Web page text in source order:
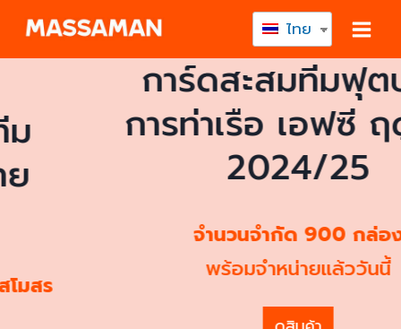
ไทย
การ์ดสะสมทีมฟุตบอล
การท่าเรือ เอฟซี ฤดูกาล
2024/25
จำนวนจำกัด 900 กล่อง
พร้อมจำหน่ายแล้ววันนี้